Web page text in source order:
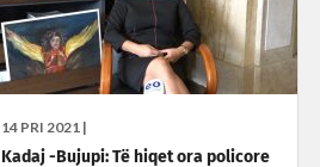
14 PRI 2021 |
Kadaj -Bujupi: Të hiqet ora policore